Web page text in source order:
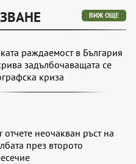
ВИЖ ОЩЕ
раждаемост в България
задълбочаващата се
криза
отчете неочакван ръст на
през второто